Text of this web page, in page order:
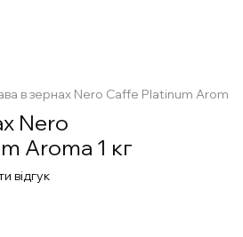
в зернах Nero Caffe Platinum Aroma
Nero
Aroma 1 кг
відгук